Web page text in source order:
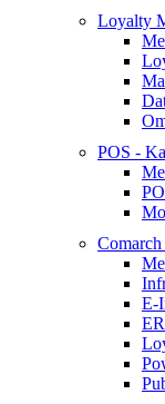
Loyalty
POS -
E-